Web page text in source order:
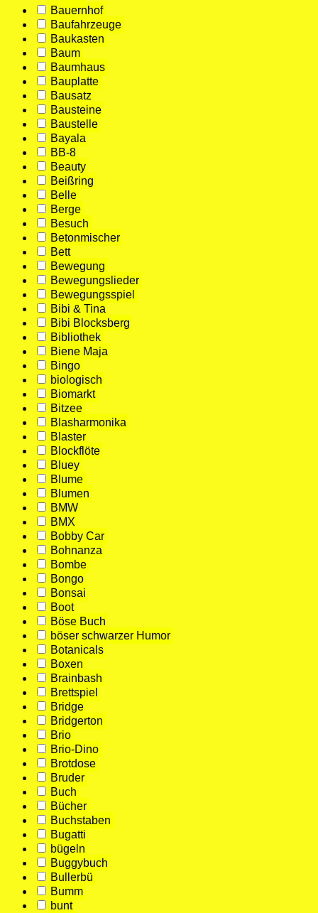
Bauernhof
Baufahrzeuge
Baukasten
Baum
Baumhaus
Bauplatte
Bausatz
Bausteine
Baustelle
Bayala
BB-8
Beauty
Beißring
Belle
Berge
Besuch
Betonmischer
Bett
Bewegung
Bewegungslieder
Bewegungsspiel
Bibi & Tina
Bibi Blocksberg
Bibliothek
Biene Maja
Bingo
biologisch
Biomarkt
Bitzee
Blasharmonika
Blaster
Blockflöte
Bluey
Blume
Blumen
BMW
BMX
Bobby Car
Bohnanza
Bombe
Bongo
Bonsai
Boot
Böse Buch
böser schwarzer Humor
Botanicals
Boxen
Brainbash
Brettspiel
Bridge
Bridgerton
Brio
Brio-Dino
Brotdose
Bruder
Buch
Bücher
Buchstaben
Bugatti
bügeln
Buggybuch
Bullerbü
Bumm
bunt